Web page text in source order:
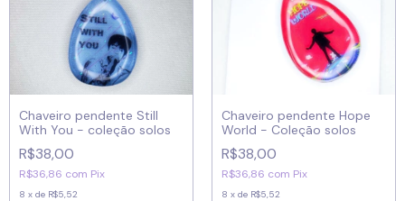
Chaveiro pendente Still
With You - coleção solos
R$38,00
R$36,86 com Pix
8 x de R$5,52
Chaveiro pendente Hope
World - Coleção solos
R$38,00
R$36,86 com Pix
8 x de R$5,52